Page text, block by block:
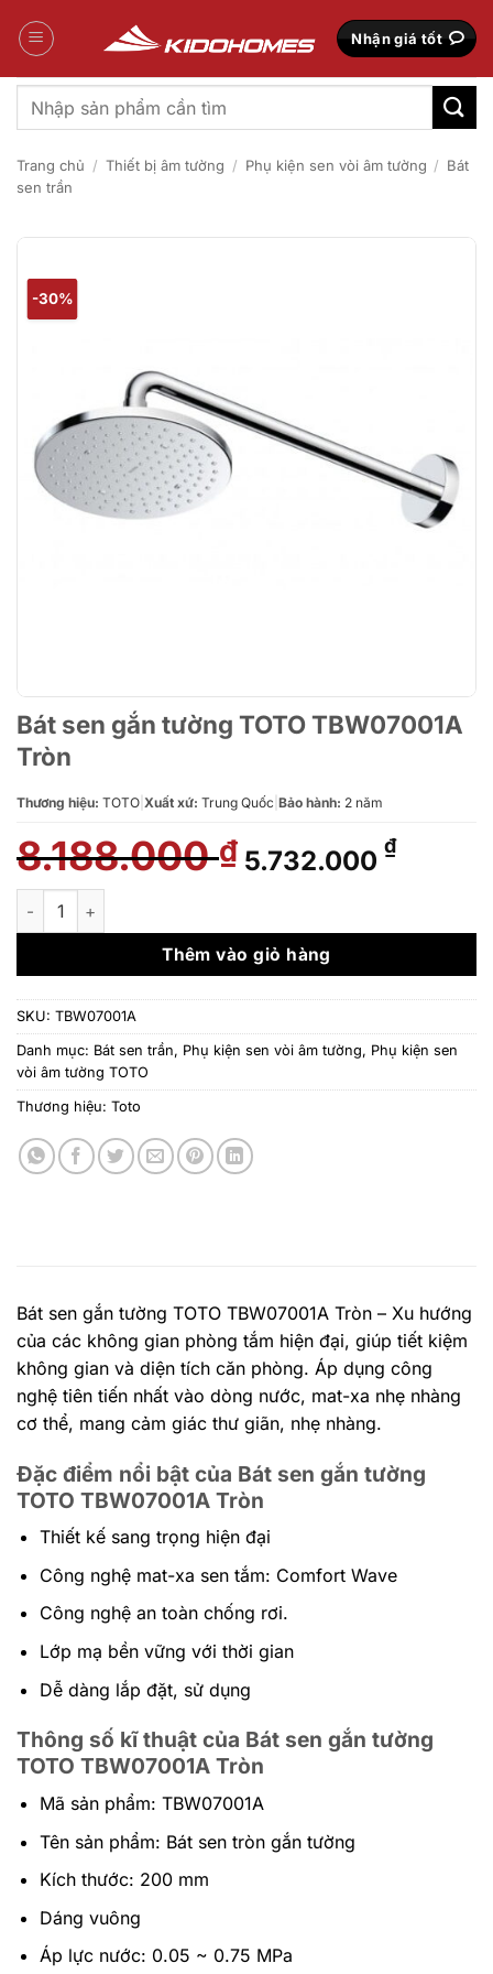
qua
Nhận giá tốt
Tìm
kiếm:
Trang chủ / Thiết bị âm tường / Phụ kiện sen vòi âm tường / Bát
sen trần
-30%
Bát sen gắn tường TOTO TBW07001A
Tròn
Thương hiệu: TOTO Xuất xứ: Trung Quốc Bảo hành: 2 năm
8.188.000₫ Giá
gốc
8.188.000 ₫.
5.732.000 ₫Giá
là:
Bát sen gắn tường TOTO TBW07001A Tròn số lượng
Thêm vào giỏ hàng
SKU: TBW07001A
Danh mục: Bát sen trần, Phụ kiện sen vòi âm tường, Phụ kiện sen
vòi âm tường TOTO
Thương hiệu: Toto
Bát sen gắn tường TOTO TBW07001A Tròn – Xu hướng
của các không gian phòng tắm hiện đại, giúp tiết kiệm
không gian và diện tích căn phòng. Áp dụng công
nghệ tiên tiến nhất vào dòng nước, mat-xa nhẹ nhàng
cơ thể, mang cảm giác thư giãn, nhẹ nhàng.
Đặc điểm nổi bật của Bát sen gắn tường
TOTO TBW07001A Tròn
Thiết kế sang trọng hiện đại
Công nghệ mat-xa sen tắm: Comfort Wave
Công nghệ an toàn chống rơi.
Lớp mạ bền vững với thời gian
Dễ dàng lắp đặt, sử dụng
Thông số kĩ thuật của Bát sen gắn tường
TOTO TBW07001A Tròn
Mã sản phẩm: TBW07001A
Tên sản phẩm: Bát sen tròn gắn tường
Kích thước: 200 mm
Dáng vuông
Áp lực nước: 0.05 ~ 0.75 MPa